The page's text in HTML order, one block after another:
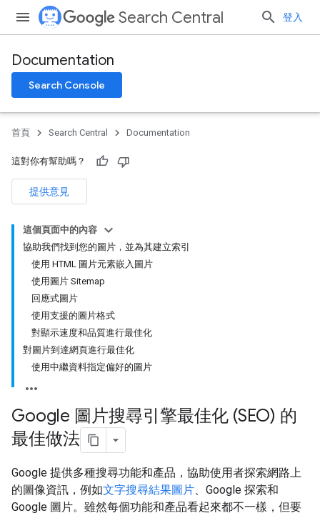
Search Central 登入
Documentation
Search Console
首頁 Search Central Documentation
這對你有幫助嗎？
提供意見
這個頁面中的內容
協助我們找到您的圖片，並為其建立索引
使用 HTML 圖片元素嵌入圖片
使用圖片 Sitemap
回應式圖片
使用支援的圖片格式
對顯示速度和品質進行最佳化
對圖片到達網頁進行最佳化
使用中繼資料指定偏好的圖片
Google 圖片搜尋引擎最佳化 (SEO) 的
最佳做法
Google 提供多種搜尋功能和產品，協助使用者探索網路上
的圖像資訊，例如文字搜尋結果圖片、Google 探索和
Google 圖片。雖然每個功能和產品看起來都不一樣，但要